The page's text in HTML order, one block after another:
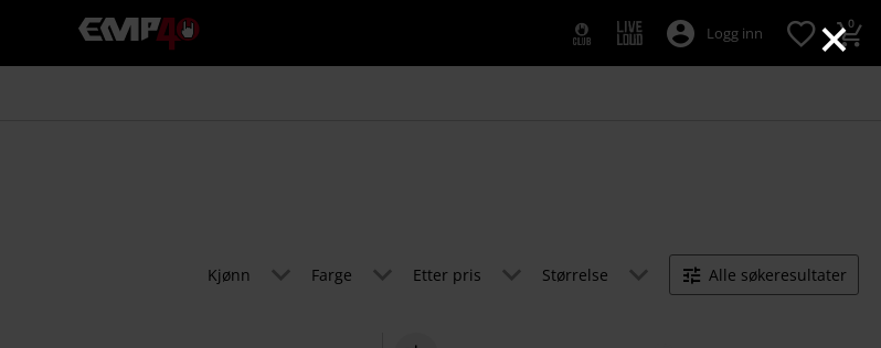
×
EMP
-
Musikk,
Logg inn 0
Kjønn Farge Etter pris Størrelse Alle søkeresultater